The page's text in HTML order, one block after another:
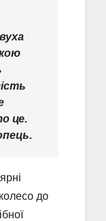
це.
до